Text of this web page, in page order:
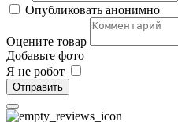
Опубликовать анонимно
Оцените товар
Добавьте фото
Я не робот
Отправить